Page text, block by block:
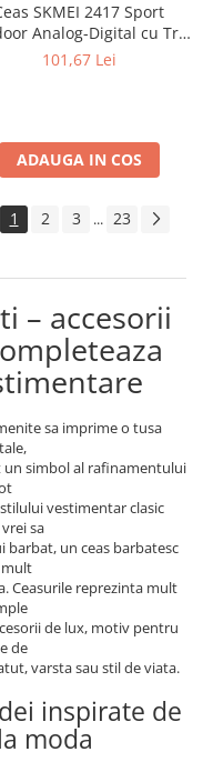
SKMEI 2417 Sport
Analog-Digital cu Trei
Orare, Cronograf,
101,67 Lei
ADAUGA IN COS
1 2 3 ... 23
– accesorii
sa imprime o tusa
un simbol al rafinamentului
vestimentar clasic
sa
barbat, un ceas barbatesc
mult
Ceasurile reprezinta mult
de lux, motiv pentru
de
varsta sau stil de viata.
inspirate de
moda